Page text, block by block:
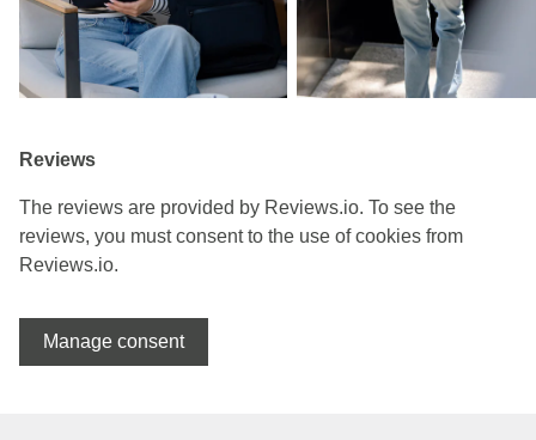
Reviews
The reviews are provided by Reviews.io. To see the
reviews, you must consent to the use of cookies from
Reviews.io.
Manage consent